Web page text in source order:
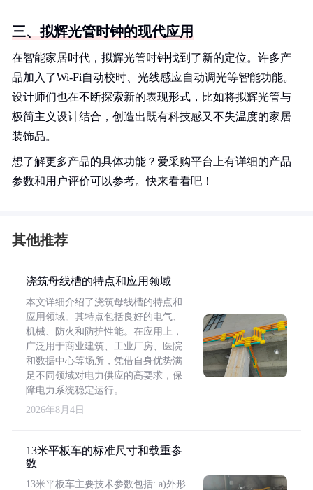
三、拟辉光管时钟的现代应用
在智能家居时代，拟辉光管时钟找到了新的定位。许多产
品加入了Wi-Fi自动校时、光线感应自动调光等智能功能。
设计师们也在不断探索新的表现形式，比如将拟辉光管与
极简主义设计结合，创造出既有科技感又不失温度的家居
装饰品。
想了解更多产品的具体功能？爱采购平台上有详细的产品
参数和用户评价可以参考。快来看看吧！
其他推荐
浇筑母线槽的特点和应用领域
本文详细介绍了浇筑母线槽的特点和
应用领域。其特点包括良好的电气、
机械、防火和防护性能。在应用上，
广泛用于商业建筑、工业厂房、医院
和数据中心等场所，凭借自身优势满
足不同领域对电力供应的高要求，保
障电力系统稳定运行。
2026年8月4日
13米平板车的标准尺寸和载重参
数
13米平板车主要技术参数包括: a)外形